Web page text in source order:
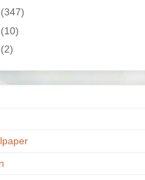
(347)
(10)
(2)